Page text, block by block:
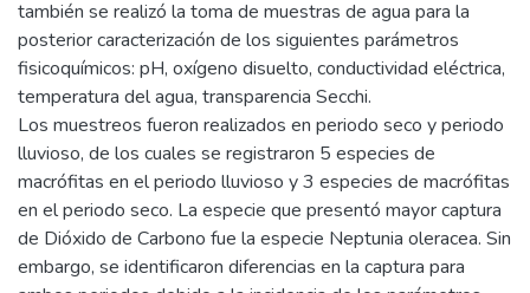
también se realizó la toma de muestras de agua para la
posterior caracterización de los siguientes parámetros
fisicoquímicos: pH, oxígeno disuelto, conductividad eléctrica,
temperatura del agua, transparencia Secchi.
Los muestreos fueron realizados en periodo seco y periodo
lluvioso, de los cuales se registraron 5 especies de
macrófitas en el periodo lluvioso y 3 especies de macrófitas
en el periodo seco. La especie que presentó mayor captura
de Dióxido de Carbono fue la especie Neptunia oleracea. Sin
embargo, se identificaron diferencias en la captura para